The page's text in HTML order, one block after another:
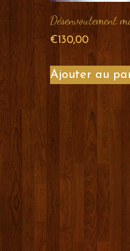
Désenvoutement
€130,00
Ajouter au